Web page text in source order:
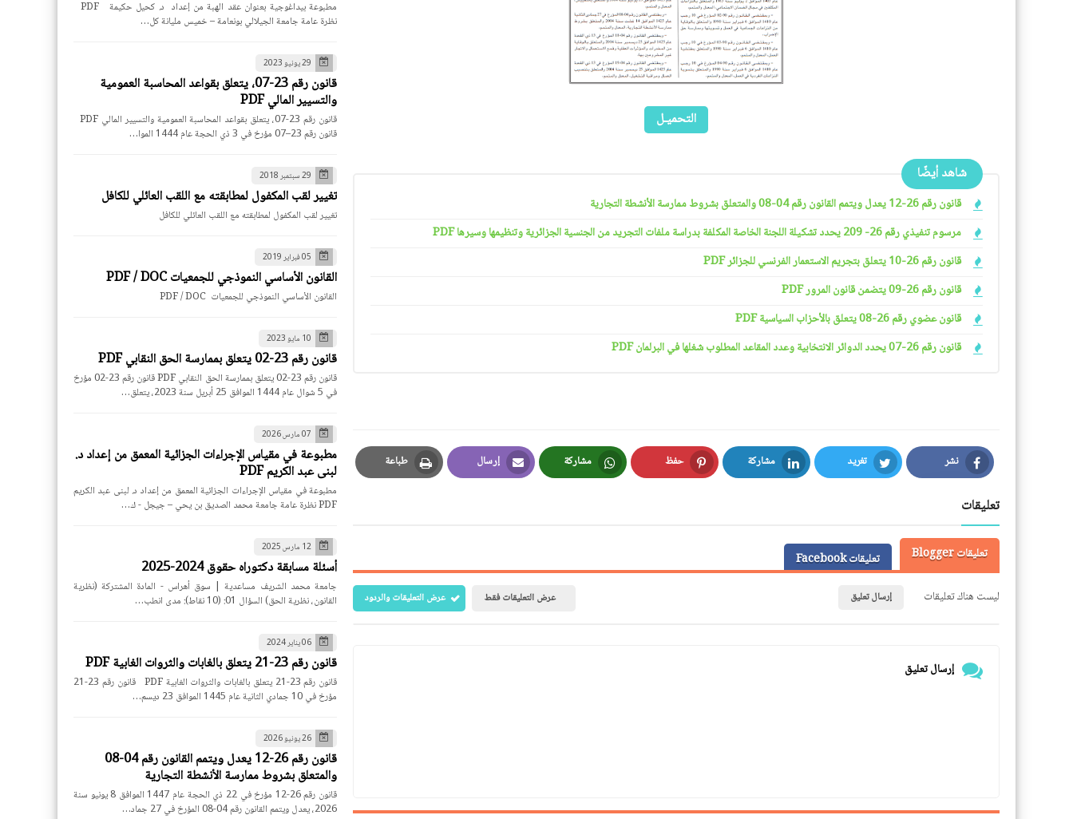
التحميـل
شاهد أيضًا
قانون رقم 26-12 يعدل ويتمم القانون رقم 04-08 والمتعلق بشروط ممارسة الأنشطة التجارية
مرسوم تنفيذي رقم 26- 209 يحدد تشكيلة اللجنة الخاصة المكلفة بدراسة ملفات التجريد من الجنسية الجزائرية وتنظيمها وسيرها PDF
قانون رقم 26-10 يتعلق بتجريم الاستعمار الفرنسي للجزائر PDF
قانون رقم 26-09 يتضمن قانون المرور PDF
قانون عضوي رقم 26-08 يتعلق بالأحزاب السياسية PDF
قانون رقم 26-07 يحدد الدوائر الانتخابية وعدد المقاعد المطلوب شغلها في البرلمان PDF
نشر
Facebook
تغريد
Twitter
مشاركة
LinkedIn
حفظ
Pinterest
مشاركة
Whatsapp
إرسال
Email
طباعة
Print
تعليقات
تعليقات Blogger
تعليقات Facebook
ليست هناك تعليقات
إرسال تعليق عرض التعليقات فقط عرض التعليقات والردود
إرسال تعليق
نظرة عامة جامعة الجيلالي بونعامة – خميس مليانة كل…
29 يونيو 2023
قانون رقم 23-07، يتعلق بقواعد المحاسبة العمومية
والتسيير المالي PDF
قانون رقم 23–07 مؤرخ في 3 ذي الحجة عام 1444 الموا…
29 سبتمبر 2018
تغيير لقب المكفول لمطابقته مع اللقب العائلي للكافل
تغيير لقب المكفول لمطابقته مع اللقب العائلي للكافل
05 فبراير 2019
القانون الأساسي النموذجي للجمعيات PDF / DOC
القانون الأساسي النموذجي للجمعيات PDF / DOC
10 مايو 2023
قانون رقم 23-02 يتعلق بممارسة الحق النقابي PDF
قانون رقم 23-02 يتعلق بممارسة الحق النقابي PDF قانون رقم 23-02 مؤرخ
في 5 شوال عام 1444 الموافق 25 أبريل سنة 2023، يتعلق…
07 مارس 2026
مطبوعة في مقياس الإجراءات الجزائية المعمق من إعداد د.
لبنى عبد الكريم PDF
مطبوعة في مقياس الإجراءات الجزائية المعمق من إعداد د. لبنى عبد الكريم
PDF نظرة عامة جامعة محمد الصديق بن يحي – جيجل - ك…
12 مارس 2025
أسئلة مسابقة دكتوراه حقوق 2024-2025
جامعة محمد الشريف مساعدية | سوق أهراس - المادة المشتركة (نظرية
القانون، نظرية الحق) السؤال 01: (10 نقاط): مدى انطب…
06 يناير 2024
قانون رقم 23-21 يتعلق بالغابات والثروات الغابية PDF
قانون رقم 23-21 يتعلق بالغابات والثروات الغابية PDF قانون رقم 23-21
مؤرخ في 10 جمادي الثانية عام 1445 الموافق 23 ديسم…
26 يونيو 2026
قانون رقم 26-12 يعدل ويتمم القانون رقم 04-08
والمتعلق بشروط ممارسة الأنشطة التجارية
قانون رقم 26-12 مؤرخ في 22 ذي الحجة عام 1447 الموافق 8 يونيو سنة
2026، يعدل ويتمم القانون رقم 04-08 المؤرخ في 27 جماد…